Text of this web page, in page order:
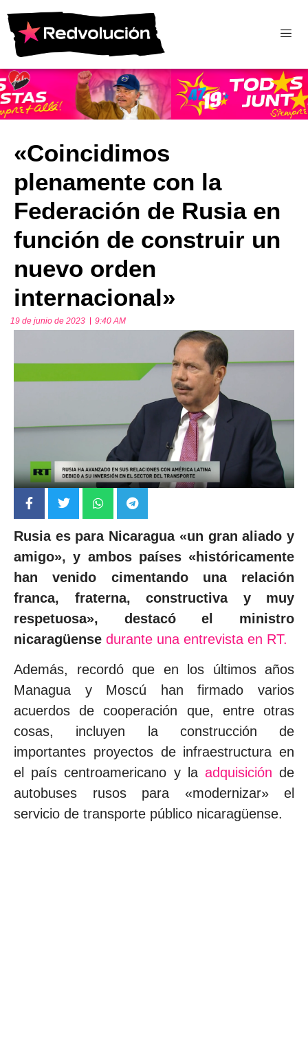
«Coincidimos
plenamente con la
Federación de Rusia en
función de construir un
nuevo orden
internacional»
19 de junio de 2023 9:40 AM
Rusia es para Nicaragua «un gran aliado y
amigo», y ambos países «históricamente
han venido cimentando una relación
franca, fraterna, constructiva y muy
respetuosa», destacó el ministro
nicaragüense durante una entrevista en RT.
Además, recordó que en los últimos años
Managua y Moscú han firmado varios
acuerdos de cooperación que, entre otras
cosas, incluyen la construcción de
importantes proyectos de infraestructura en
el país centroamericano y la adquisición de
autobuses rusos para «modernizar» el
servicio de transporte público nicaragüense.